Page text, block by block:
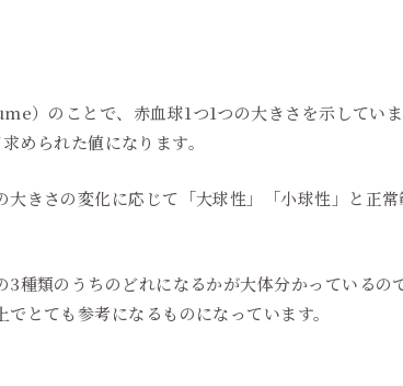
のことで、赤血球1つ1つの大きさを示してい
められた値になります。
きさの変化に応じて「大球性」「小球性」と正
種類のうちのどれになるかが大体分かっているの
とても参考になるものになっています。